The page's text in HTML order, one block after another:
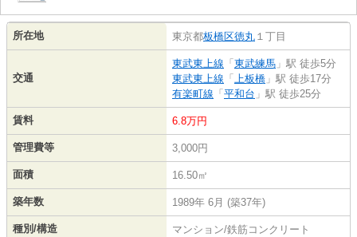
所在地 東京都板橋区徳丸 １丁目
交通
東武東上線 「 東武練馬 」駅 徒歩5分
東武東上線 「 上板橋 」駅 徒歩17分
有楽町線 「 平和台 」駅 徒歩25分
賃料 6.8万円
管理費等 3,000円
面積 16.50㎡
築年数 1989年 6月 (築37年)
種別/構造 マンション/鉄筋コンクリート